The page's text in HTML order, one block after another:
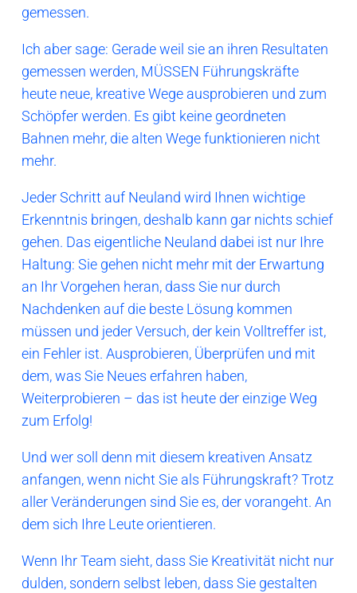
gemessen.
Ich aber sage: Gerade weil sie an ihren Resultaten
gemessen werden, MÜSSEN Führungskräfte
heute neue, kreative Wege ausprobieren und zum
Schöpfer werden. Es gibt keine geordneten
Bahnen mehr, die alten Wege funktionieren nicht
mehr.
Jeder Schritt auf Neuland wird Ihnen wichtige
Erkenntnis bringen, deshalb kann gar nichts schief
gehen. Das eigentliche Neuland dabei ist nur Ihre
Haltung: Sie gehen nicht mehr mit der Erwartung
an Ihr Vorgehen heran, dass Sie nur durch
Nachdenken auf die beste Lösung kommen
müssen und jeder Versuch, der kein Volltreffer ist,
ein Fehler ist. Ausprobieren, Überprüfen und mit
dem, was Sie Neues erfahren haben,
Weiterprobieren – das ist heute der einzige Weg
zum Erfolg!
Und wer soll denn mit diesem kreativen Ansatz
anfangen, wenn nicht Sie als Führungskraft? Trotz
aller Veränderungen sind Sie es, der vorangeht. An
dem sich Ihre Leute orientieren.
Wenn Ihr Team sieht, dass Sie Kreativität nicht nur
dulden, sondern selbst leben, dass Sie gestalten